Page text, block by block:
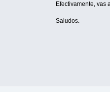
Efectivamente, vas
Saludos.